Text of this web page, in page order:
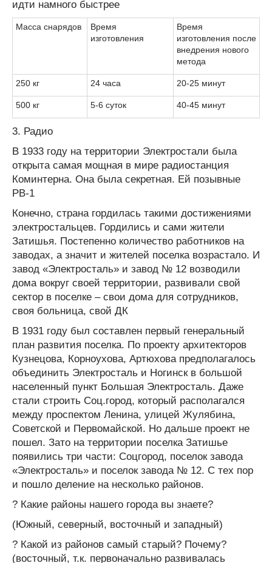
идти намного быстрее
Масса снарядов
Время
изготовления
Время
изготовления после
внедрения нового
метода
250 кг 24 часа 20-25 минут
500 кг 5-6 суток 40-45 минут
3. Радио
В 1933 году на территории Электростали была
открыта самая мощная в мире радиостанция
Коминтерна. Она была секретная. Ей позывные
РВ-1
Конечно, страна гордилась такими достижениями
электростальцев. Гордились и сами жители
Затишья. Постепенно количество работников на
заводах, а значит и жителей поселка возрастало. И
завод «Электросталь» и завод № 12 возводили
дома вокруг своей территории, развивали свой
сектор в поселке – свои дома для сотрудников,
своя больница, свой ДК
В 1931 году был составлен первый генеральный
план развития поселка. По проекту архитекторов
Кузнецова, Корноухова, Артюхова предполагалось
объединить Электросталь и Ногинск в большой
населенный пункт Большая Электросталь. Даже
стали строить Соц.город, который располагался
между проспектом Ленина, улицей Жулябина,
Советской и Первомайской. Но дальше проект не
пошел. Зато на территории поселка Затишье
появились три части: Соцгород, поселок завода
«Электросталь» и поселок завода № 12. С тех пор
и пошло деление на несколько районов.
? Какие районы нашего города вы знаете?
(Южный, северный, восточный и западный)
? Какой из районов самый старый? Почему?
(восточный, т.к. первоначально развивалась